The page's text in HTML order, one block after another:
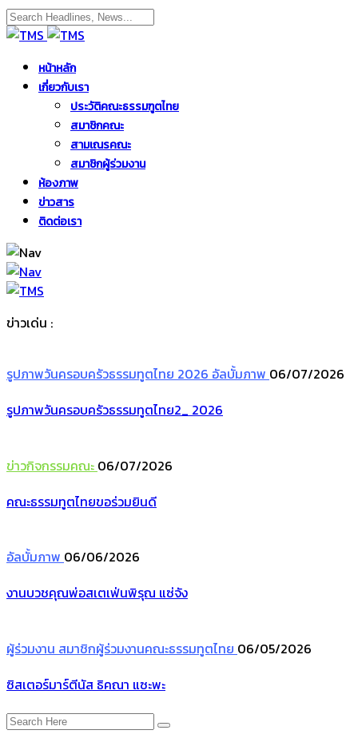
หน้าหลัก
เกี่ยวกับเรา
ประวัติคณะธรรมฑูตไทย
สมาชิกคณะ
สามเณรคณะ
สมาชิกผู้ร่วมงาน
ห้องภาพ
ข่าวสาร
ติดต่อเรา
ข่าวเด่น :
รูปภาพวันครอบครัวธรรมทูตไทย 2026 อัลบั้มภาพ 06/07/2026
รูปภาพวันครอบครัวธรรมทูตไทย2_ 2026
ข่าวกิจกรรมคณะ 06/07/2026
คณะธรรมทูตไทยขอร่วมยินดี
อัลบั้มภาพ 06/06/2026
งานบวชคุณพ่อสเตเฟ่นพิรุณ แซ่จัง
ผู้ร่วมงาน สมาชิกผู้ร่วมงานคณะธรรมทูตไทย 06/05/2026
ซิสเตอร์มาร์ตีนัส ธิคณา แซะพะ